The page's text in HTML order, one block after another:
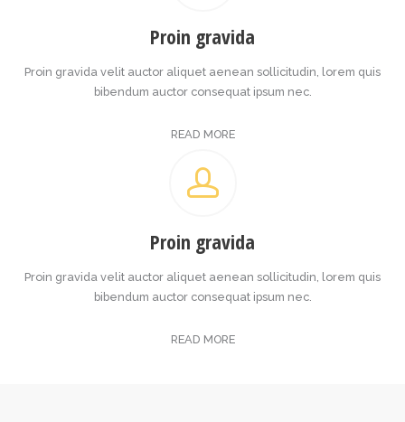
Proin gravida
Proin gravida velit auctor aliquet aenean sollicitudin, lorem quis
bibendum auctor consequat ipsum nec.
READ MORE
Proin gravida
Proin gravida velit auctor aliquet aenean sollicitudin, lorem quis
bibendum auctor consequat ipsum nec.
READ MORE